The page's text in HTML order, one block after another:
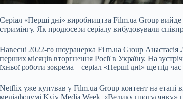
Серіал «Перші дні» виробництва Film.ua Group вийде
стримінгу. Як продюсери серіалу вибудовували
Навесні 2022-го шоуранерка Film.ua Group Анастасія
перших місяців вторгнення Росії в Україну. На
їхньої роботи зокрема – серіал «Перші дні» ще під
Netflix уже купував у Film.ua Group контент на етапі
медіафорумі Kyiv Media Week. «Велику прогулянку»